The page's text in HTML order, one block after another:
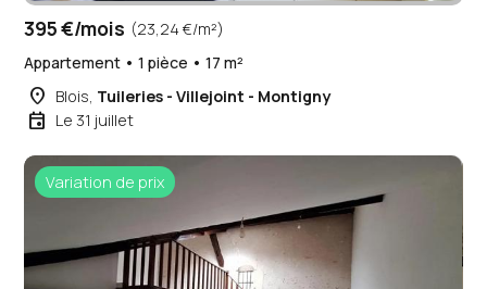
395 €/mois (23,24 €/m²)
Appartement • 1 pièce • 17 m²
place Blois, Tuileries - Villejoint - Montigny
event Le 31 juillet
Variation de prix